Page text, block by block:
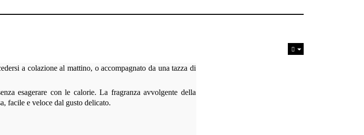
a colazione al mattino, o accompagnato da una tazza di
esagerare con le calorie. La fragranza avvolgente della
facile e veloce dal gusto delicato.